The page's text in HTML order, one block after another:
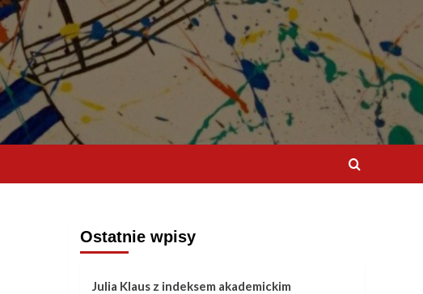
Ostatnie wpisy
Julia Klaus z indeksem akademickim